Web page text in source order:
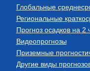
Глобальные
Региональные
Прогноз осадков на 2
Видеопрогнозы
Приземные
Другие виды